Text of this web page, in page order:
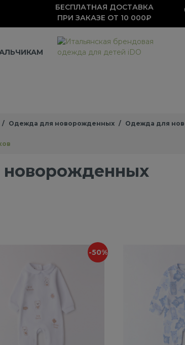
БЕСПЛАТНАЯ ДОСТАВКА
ПРИ ЗАКАЗЕ ОТ 10 000₽
Одежда для новорожденных Одежда для
-50%